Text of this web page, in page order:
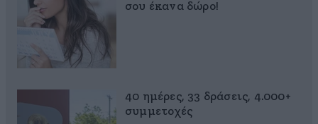
σου έκανα δώρο!
40 ημέρες, 33 δράσεις, 4.000+
συμμετοχές